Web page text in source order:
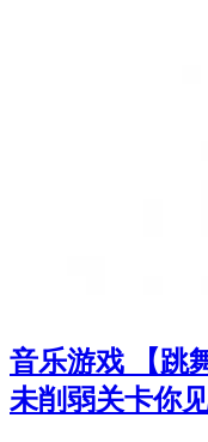
音乐游戏 【跳
未削弱关卡你